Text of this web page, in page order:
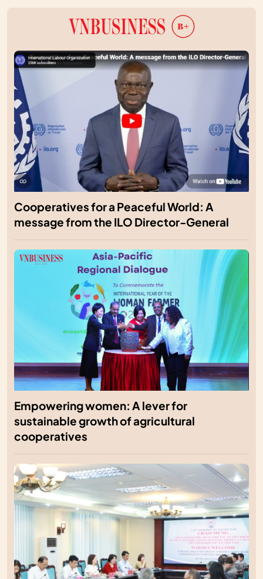
Cooperatives for a Peaceful World: A
message from the ILO Director-General
Empowering women: A lever for
sustainable growth of agricultural
cooperatives